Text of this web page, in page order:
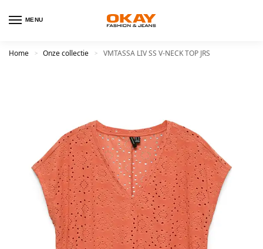
MENU
Home > Onze collectie > VMTASSA LIV SS V-NECK TOP JRS